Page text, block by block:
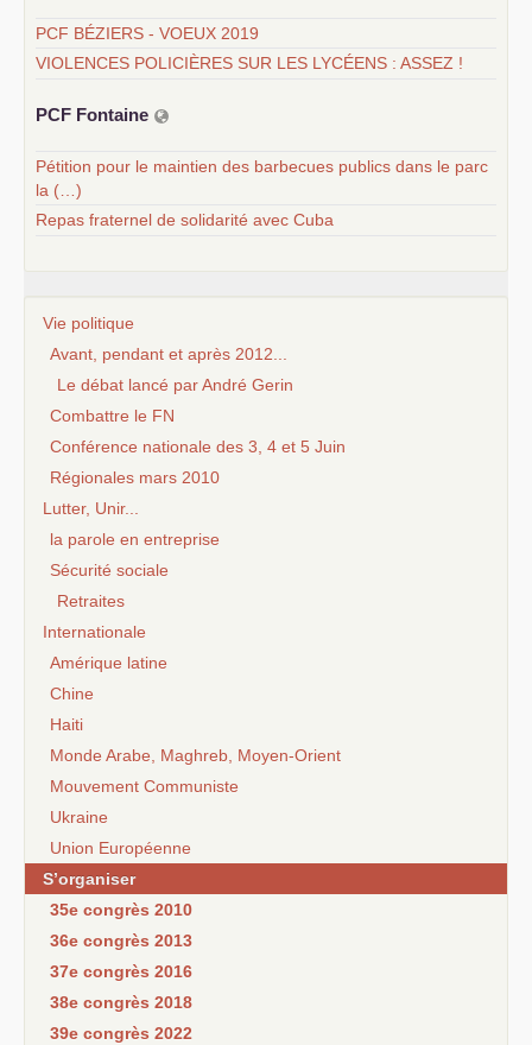
PCF BÉZIERS - VOEUX 2019
VIOLENCES POLICIÈRES SUR LES LYCÉENS : ASSEZ !
PCF Fontaine
Pétition pour le maintien des barbecues publics dans le parc
la (…)
Repas fraternel de solidarité avec Cuba
Vie politique
Avant, pendant et après 2012...
Le débat lancé par André Gerin
Combattre le FN
Conférence nationale des 3, 4 et 5 Juin
Régionales mars 2010
Lutter, Unir...
la parole en entreprise
Sécurité sociale
Retraites
Internationale
Amérique latine
Chine
Haiti
Monde Arabe, Maghreb, Moyen-Orient
Mouvement Communiste
Ukraine
Union Européenne
S’organiser
35e congrès 2010
36e congrès 2013
37e congrès 2016
38e congrès 2018
39e congrès 2022